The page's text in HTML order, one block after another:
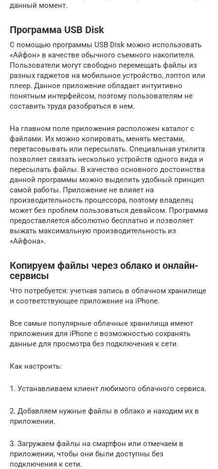
данный момент.
Программа USB Disk
С помощью программы USB Disk можно использовать
«Айфон» в качестве обычного съемного накопителя.
Пользователи могут свободно перемещать файлы из
разных гаджетов на мобильное устройство, лэптоп или
плеер. Данное приложение обладает интуитивно
понятным интерфейсом, поэтому пользователям не
составить труда разобраться в нем.
На главном поле приложения расположен каталог с
файлами. Их можно копировать, менять местами,
перетасовывать или пересылать. Специальная утилита
позволяет связать несколько устройств одного вида и
пересылать файлы. В качество основного достоинства
данной программы можно выделить удобный принцип
самой работы. Приложение не влияет на
производительность процессора, поэтому владелец
может без проблем пользоваться девайсом. Программа
предоставляется абсолютно бесплатно и позволяет
выжать максимальную производительность из
«Айфона».
Копируем файлы через облако и онлайн-
сервисы
Что потребуется: учетная запись в облачном хранилище
и соответствующее приложение на iPhone.
Все самые популярные облачные хранилища имеют
приложения для iPhone с возможностью сохранять
данные для просмотра без подключения к сети.
Как настроить:
1. Устанавливаем клиент любимого облачного сервиса.
2. Добавляем нужные файлы в облако и находим их в
приложении.
3. Загружаем файлы на смартфон или отмечаем в
приложении, чтобы они были доступны без
подключения к сети.